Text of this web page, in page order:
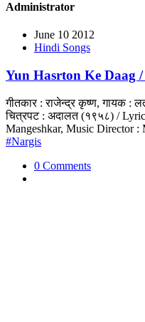
Administrator
June 10 2012
Hindi Songs
Yun Hasrton Ke Daag /
गीतकार : राजेन्द्र कृष्ण, गायक :
चित्रपट : अदालत (१९५८) /
Mangeshkar, Music Director :
#Nargis
0 Comments